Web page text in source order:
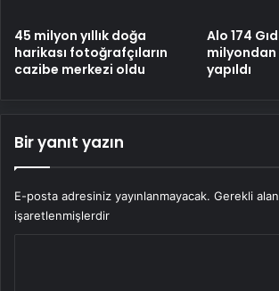
45 milyon yıllık doğa
harikası fotoğrafçıların
cazibe merkezi oldu
Alo 174
yapıldı
Bir yanıt yazın
E-posta adresiniz yayınlanmayacak. Gerekli
işaretlenmişlerdir